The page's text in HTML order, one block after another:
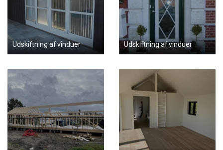
Udskiftning af vinduer Udskiftning af vinduer